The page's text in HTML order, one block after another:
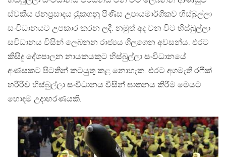
ස්වකීය ජනප‍්‍රසාදය රැුකගනු පිණිස උපායමාර්ගිකව හිස්බුල්ලා
සංවිධානයට උපකාර කරන ලදී. නමුත් අද වන විට හිස්බුල්ලා
සවිධානය විසින් ලෙබනන රාජ්‍යය ගිලගෙන අවසන්ය. එරට
කිසිදු දේශපාලන නායකයකුට හිස්බුල්ලා සංවිධානයේ
අණසකට පිටතින් කටයුතු කළ නොහැක. එරට අගමැති රෆීක්
හරීරිව හිස්බුල්ලා සංවිධානය විසින් ඝාතනය කිරීම මෙයට
හොඳම උදාහරණයකි.